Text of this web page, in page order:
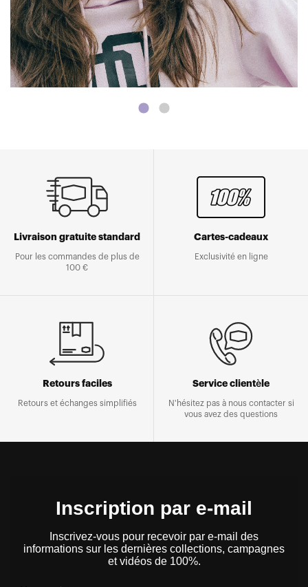
Livraison gratuite standard
Pour les commandes de plus de
100 €
Cartes-cadeaux
Exclusivité en ligne
Retours faciles
Retours et échanges simplifiés
Service clientèle
N'hésitez pas à nous contacter si
vous avez des questions
Inscription par e-mail
Inscrivez-vous pour recevoir par e-mail des
informations sur les dernières collections, campagnes
et vidéos de 100%.